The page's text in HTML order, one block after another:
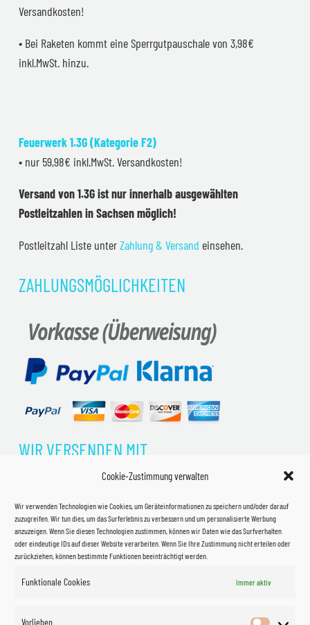
Cookie-Zustimmung verwalten
Wir verwenden Technologien wie Cookies, um Geräteinformationen zu speichern und/oder darauf
zuzugreifen. Wir tun dies, um das Surferlebnis zu verbessern und um personalisierte Werbung
anzuzeigen. Wenn Sie diesen Technologien zustimmen, können wir Daten wie das Surfverhalten
oder eindeutige IDs auf dieser Website verarbeiten. Wenn Sie Ihre Zustimmung nicht erteilen oder
zurückziehen, können bestimmte Funktionen beeinträchtigt werden.
Funktionale Cookies Immer aktiv
Vorlieben
Versandkosten!
• Bei Raketen kommt eine Sperrgutpauschale von 3,98€
inkl.MwSt. hinzu.
Feuerwerk 1.3G (Kategorie F2)
• nur 59,98€ inkl.MwSt. Versandkosten!
Versand von 1.3G ist nur innerhalb ausgewählten
Postleitzahlen in Sachsen möglich!
Postleitzahl Liste unterZahlung & Versand einsehen.
ZAHLUNGSMÖGLICHKEITEN
WIR VERSENDEN MIT